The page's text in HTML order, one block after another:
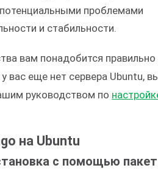
проблемами
и стабильности.
вам понадобится
у вас еще нет сервера Ubuntu,
руководством по
на Ubuntu
с помощью